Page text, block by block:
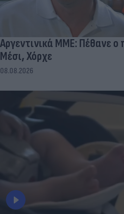
Αργεντινικά ΜΜΕ: Πέθανε ο
Μέσι, Χόρχε
08.08.2026